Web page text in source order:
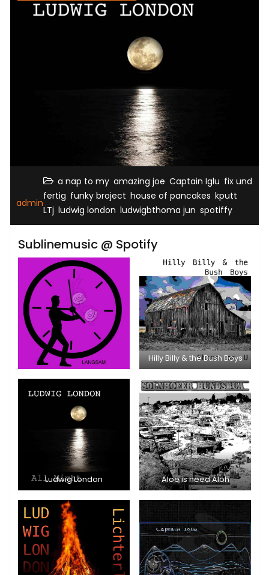
admin
a nap to my amazing joe Captain Iglu fix und
fertig funky broject house of pancakes kputt
LTj ludwig london ludwigbthoma jun spotiffy
Sublinemusic @ Spotify
Hilly Billy & the Bush Boys
Ludwig London Aloe is need Aloh